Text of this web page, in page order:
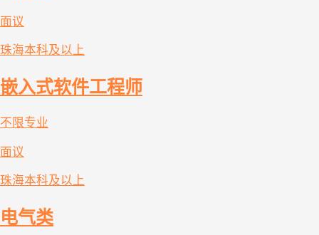
面议
珠海本科及以上
嵌入式软件工程师
不限专业
面议
珠海本科及以上
电气类